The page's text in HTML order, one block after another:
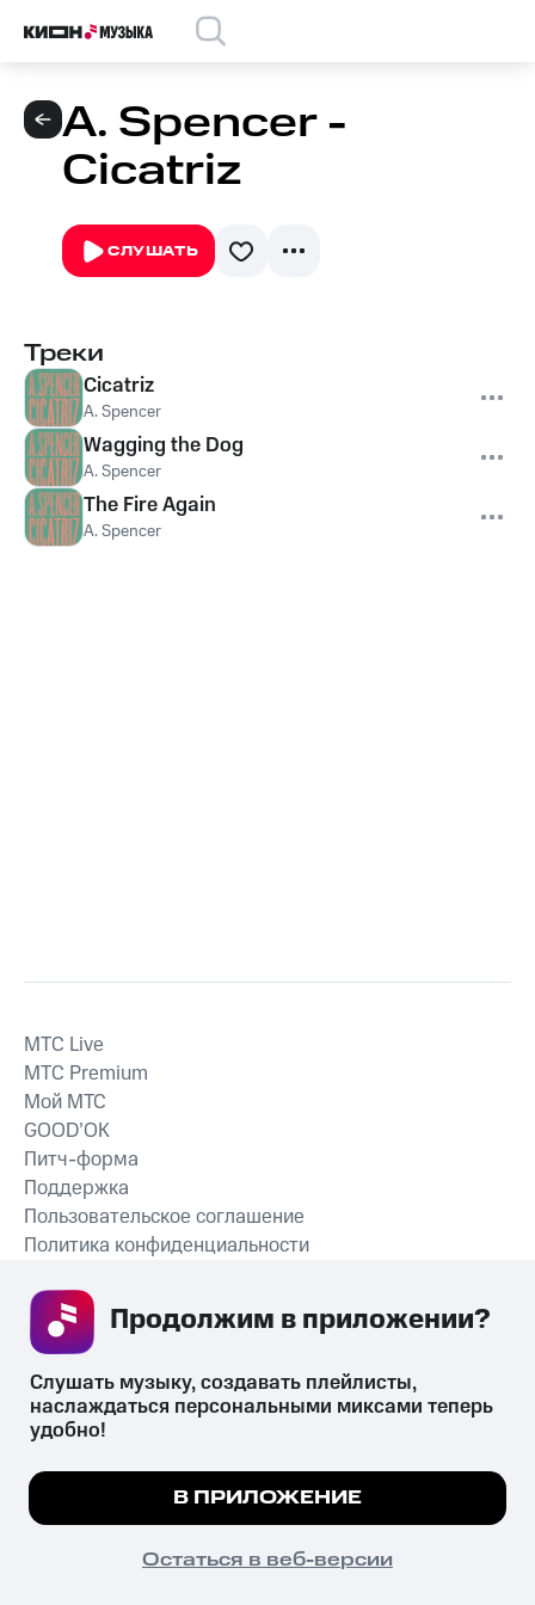
A. Spencer -
Cicatriz
СЛУШАТЬ
Треки
Cicatriz
A. Spencer
Wagging the Dog
A. Spencer
The Fire Again
A. Spencer
СКАЧАТЬ ПРИЛОЖЕНИЕ
MTС Live
MTС Premium
Мой МТС
GOOD’OK
Питч-форма
Поддержка
Пользовательское соглашение
Политика конфиденциальности
психотропных веществ, их аналогов причиняет вред здоровью,
их незаконный оборот запрещён и влечёт установленную
законодательством ответственность.
© 2026 ООО «КИОН».
Все права защищены
Мы используем куки, чтобы на сайте все
Подробнее
ПОНЯТНО
Слушать музыку, создавать плейлисты,
наслаждаться персональными миксами теперь
удобно!
В ПРИЛОЖЕНИЕ
Остаться в веб-версии